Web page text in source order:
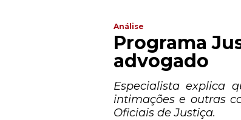
Análise
Programa
advogado
Especialista explica
intimações e outras
Oficiais de Justiça.